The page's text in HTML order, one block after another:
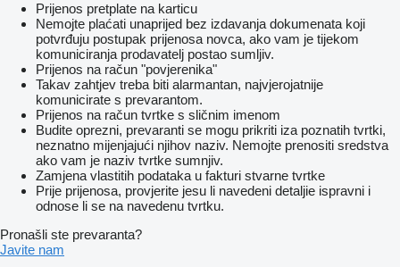
Prijenos pretplate na karticu
Nemojte plaćati unaprijed bez izdavanja dokumenata koji
potvrđuju postupak prijenosa novca, ako vam je tijekom
komuniciranja prodavatelj postao sumljiv.
Prijenos na račun "povjerenika"
Takav zahtjev treba biti alarmantan, najvjerojatnije
komunicirate s prevarantom.
Prijenos na račun tvrtke s sličnim imenom
Budite oprezni, prevaranti se mogu prikriti iza poznatih tvrtki,
neznatno mijenjajući njihov naziv. Nemojte prenositi sredstva
ako vam je naziv tvrtke sumnjiv.
Zamjena vlastitih podataka u fakturi stvarne tvrtke
Prije prijenosa, provjerite jesu li navedeni detaljie ispravni i
odnose li se na navedenu tvrtku.
Pronašli ste prevaranta?
Javite nam